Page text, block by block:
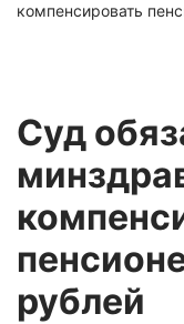
компенсировать
Суд
рублей